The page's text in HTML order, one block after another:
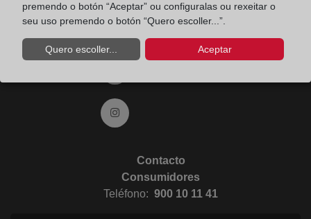
Ir a Linkedin (abre en ventana nueva)
Ir a Instagram (abre en ventana nueva)
Contacto
Consumidores
Teléfono: 900 10 11 41
premendo o botón “Aceptar” ou configuralas ou rexeitar o
seu uso premendo o botón “Quero escoller...”.
Quero escoller... Aceptar